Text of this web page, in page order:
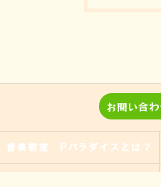
お問い合
音楽教室 Pパラダイスとは？